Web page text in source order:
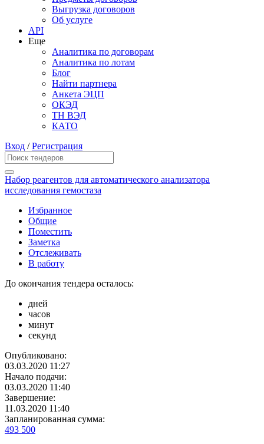
Выгрузка договоров
Об услуге
API
Еще
Аналитика по договорам
Аналитика по лотам
Блог
Найти партнера
Анкета ЭЦП
ОКЭД
ТН ВЭД
КАТО
Вход /Регистрация
Набор реагентов для автоматического анализатора
исследования гемостаза
Избранное
Общие
Поместить
Заметка
Отслеживать
В работу
До окончания тендера осталось:
дней
часов
минут
секунд
Опубликовано:
03.03.2020 11:27
Начало подачи:
03.03.2020 11:40
Завершение:
11.03.2020 11:40
Запланированная сумма:
493 500